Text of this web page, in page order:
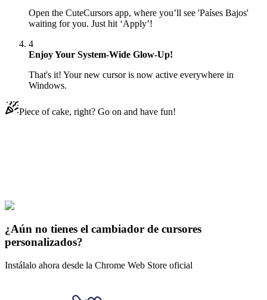
Open the CuteCursors app, where you’ll see 'Países Bajos'
waiting for you. Just hit ‘Apply’!
4
Enjoy Your System-Wide Glow-Up!
That's it! Your new cursor is now active everywhere in
Windows.
Piece of cake, right? Go on and have fun!
Explore All Collections
¿Aún no tienes el cambiador de cursores
personalizados?
Instálalo ahora desde la Chrome Web Store oficial